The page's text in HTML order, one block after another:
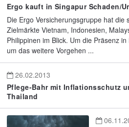
Ergo kauft in Singapur Schaden/
Die Ergo Versicherungsgruppe hat die
Zielmärkte Vietnam, Indonesien,
Philippinen im Blick. Um die Präsenz
um das weitere Vorgehen ...
26.02.2013
Pflege-Bahr mit Inflationsschutz
Thailand